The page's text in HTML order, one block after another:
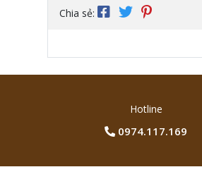
Chia sẻ:
Hotline
0974.117.169